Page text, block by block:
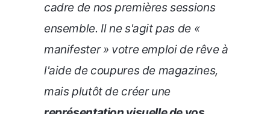
cadre de nos premières sessions
ensemble. Il ne s'agit pas de «
manifester » votre emploi de rêve à
l'aide de coupures de magazines,
mais plutôt de créer une